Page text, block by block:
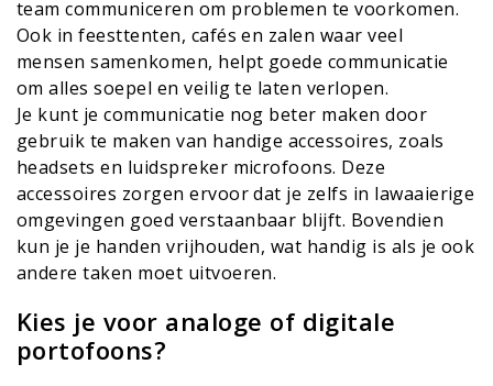
team communiceren om problemen te voorkomen.
Ook in feesttenten, cafés en zalen waar veel
mensen samenkomen, helpt goede communicatie
om alles soepel en veilig te laten verlopen.
Je kunt je communicatie nog beter maken door
gebruik te maken van handige accessoires, zoals
headsets en luidspreker microfoons. Deze
accessoires zorgen ervoor dat je zelfs in lawaaierige
omgevingen goed verstaanbaar blijft. Bovendien
kun je je handen vrijhouden, wat handig is als je ook
andere taken moet uitvoeren.
Kies je voor analoge of digitale
portofoons?